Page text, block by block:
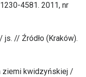
4581. 2011, nr
js. // Źródło (Kraków).
ziemi kwidzyńskiej /